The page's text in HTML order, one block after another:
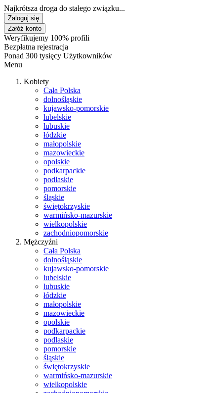
Najkrótsza droga do stałego związku...
Zaloguj się
Załóż konto
Weryfikujemy 100% profili
Bezpłatna rejestracja
Ponad 300 tysięcy Użytkowników
Menu
Kobiety
Cała Polska
dolnośląskie
kujawsko-pomorskie
lubelskie
lubuskie
łódzkie
małopolskie
mazowieckie
opolskie
podkarpackie
podlaskie
pomorskie
śląskie
świętokrzyskie
warmińsko-mazurskie
wielkopolskie
zachodniopomorskie
Mężczyźni
Cała Polska
dolnośląskie
kujawsko-pomorskie
lubelskie
lubuskie
łódzkie
małopolskie
mazowieckie
opolskie
podkarpackie
podlaskie
pomorskie
śląskie
świętokrzyskie
warmińsko-mazurskie
wielkopolskie